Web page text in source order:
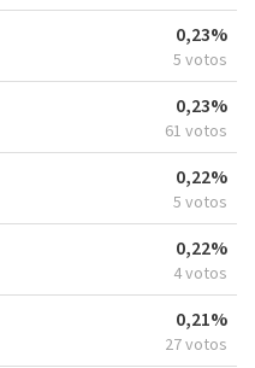
0,23%
5 votos
0,23%
61 votos
0,22%
5 votos
0,22%
4 votos
0,21%
27 votos